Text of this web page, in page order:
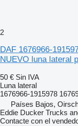
2
DAF 1676966-
NUEVO luna lateral
50 € Sin IVA
Luna lateral
1676966-1915978
Países Bajos,
Eddie Ducker Trucks
Contacte con el